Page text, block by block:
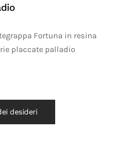
Fortuna in resina
placcate palladio
desideri